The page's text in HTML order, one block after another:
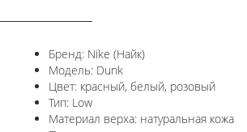
Бренд: Nike (Найк)
Модель: Dunk
Цвет: красный, белый, розовый
Тип: Low
Материал верха: натуральная кожа